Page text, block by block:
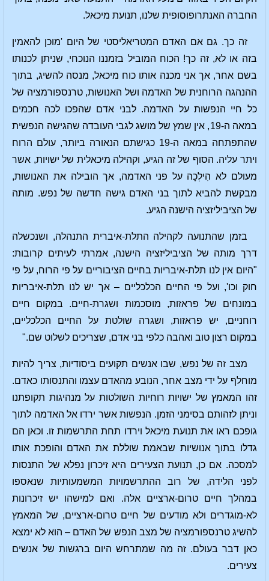
החברה האנתרופוסופית שלנו, תנועת מיכאל.
זה כך. גם אם האדם המטריאליסטי של היום 'מוכן להאמין
בזה או לא, זה כך! הכוח המוביל בזמננו הנוכחי, שניתן לכנותו
בשם אחר, אך אני מכנה אותו כוח מיכאל, מנסה להשיג, בתוך
ההנהגה הרוחנית של האדמה ושל האנושות, טרנספורמציה של
כל חיי הנפשות על האדמה. לבני אדם שהפכו לכה חכמים
במאה ה-19, אין שמץ של מושג לגבי העובדה שהגישה הנפשית
שהתפתחה במאה ה-19 כגישתם הנאורה ביותר, עולם הרוח
ויתר עליה. הסוף של זה הגיע, וקהילה מיכאלית של ישויות, אשר
מעולם לא הִילְכָה על פני האדמה, אך הובילה את האנושות,
מבקשת להביא לתוך בני האדם גישה חדשה של נפש. מותה
של הציביליזציה הישנה הגיע.
בזמן שהתנועה לקהילה התלת-איברית התנהלה, ושנכשלה
דרך מותה של הציביליזציה הישנה, אמרתי לעיתים קרובות:
"היום אין לנו תלת-איבריות בחיים הציבוריים על פי הרוח, על פי
חוק וכו', ועל פי החיים הכלכליים – אך יש לנו תלת-איבריות
במונחים של פראזות, מוסכמות ושגרת-חיים. במקום חיים
רוחניים, יש פראזות, ושגרה שולטת על החיים הכלכליים,
במקום רצון טוב ואהבה כלפי בני אדם, שצריכים לשלוט שם."
מצב זה של נפש, שבו אנשים תקועים ביסודיות, צריך להיות
מוחלף על ידי מצב אחר, הנובע מהאדם עצמו והתנסותו כאדם.
זהו המאמץ של ישויות רוחיות השולטות על מנהיגות תקופתנו
וניתן לזהותם בסימני הזמן. הנפשות אשר ירדו אל האדמה לתוך
גופכם ראו את תנועת מיכאל וירדו תחת התרשמות זו. וכאן הם
גדלו בתוך אנושיות שבאמת שוללת את האדם והופכת אותו
למסכה. אם כן, תנועת הצעירים היא זיכרון נפלא של התנסות
לפני הלידה, של רוב ההתרשמויות המשמעותיות שנאספו
במהלך חיים טרום-ארציים אלה. ואם למישהו יש זיכרונות
לא-מוגדרים ולא מודעים של חיים טרום-ארציים, של המאמץ
להשיג טרנספורמציה של מצב הנפש של האדם – הוא לא ימצא
כאן דבר בעולם. זה מה שמתרחש היום ברגשות של אנשים
צעירים.